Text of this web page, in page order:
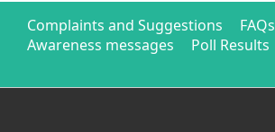
Complaints and Suggestions
FAQs
Awareness messages
Poll Results